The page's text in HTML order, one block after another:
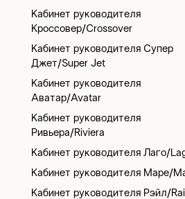
Кабинет руководителя
Кроссовер/Crossover
Кабинет руководителя Супер
Джет/Super Jet
Кабинет руководителя
Аватар/Avatar
Кабинет руководителя
Ривьера/Riviera
Кабинет руководителя Лаго/
Кабинет руководителя Маре/
Кабинет руководителя Рэйл/Rail